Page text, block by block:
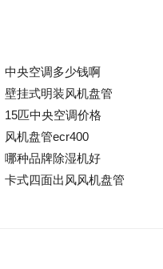
中央空调多少钱啊
壁挂式明装风机盘管
15匹中央空调价格
风机盘管ecr400
哪种品牌除湿机好
卡式四面出风风机盘管